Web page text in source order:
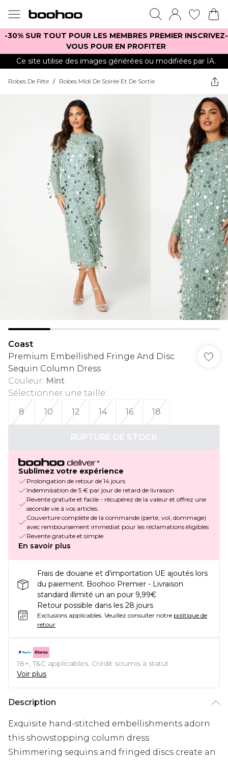
-30% SUR TOUT POUR LES MEMBRES PREMIER INSCRIVEZ-
VOUS POUR EN PROFITER
Ce site utilise des images générées ou modifiées par IA.
Robes De Fête / Robes Midi De Soirée Et De Sortie
Coast
Premium Embellished Fringe And Disc
Sequin Column Dress
Couleur: Mint
Sélectionner une taille:
8
10 12 14 16 18
RUPTURE DE STOCK
Sublimez votre expérience
Prolongation de retour de 14 jours
Indemnisation de 5 € par jour de retard de livraison
Revente gratuite et facile - récupérez de la valeur et offrez une
seconde vie à vos articles.
Couverture complète de la commande (perte, vol, dommage)
avec remboursement immédiat pour les réclamations éligibles
Revente gratuite et simple
En savoir plus
Frais de douane et d’importation UE ajoutés lors
du paiement. Boohoo Premier - Livraison
standard illimité un an pour 9,99€
Retour possible dans les 28 jours
Exclusions applicables. Veuillez consulter notre politique de
retour
18+, T&C applicables. Crédit soumis à statut
Voir plus
Description
Exquisite hand-stitched embellishments adorn
this showstopping column dress
Shimmering sequins and fringed discs create an